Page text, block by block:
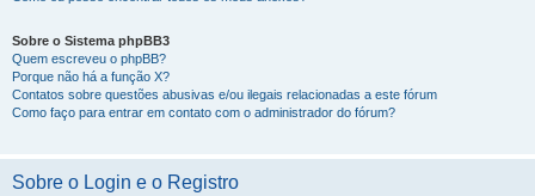
Sobre o Sistema phpBB3
Quem escreveu o phpBB?
Porque não há a função X?
Contatos sobre questões abusivas e/ou ilegais relacionadas a este fórum
Como faço para entrar em contato com o administrador do fórum?
Sobre o Login e o Registro